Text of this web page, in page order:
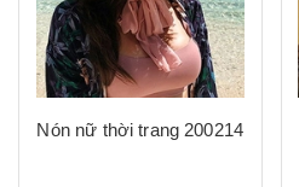
Nón nữ thời trang 200214